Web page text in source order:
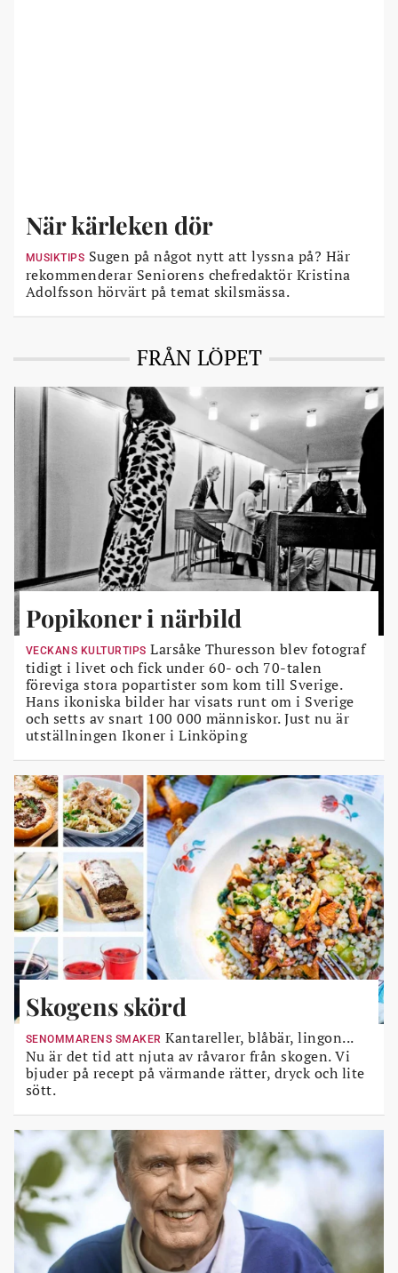
När kärleken dör
MUSIKTIPS Sugen på något nytt att lyssna på? Här
rekommenderar Seniorens chefredaktör Kristina
Adolfsson hörvärt på temat skilsmässa.
FRÅN LÖPET
Popikoner i närbild
VECKANS KULTURTIPS Larsåke Thuresson blev fotograf
tidigt i livet och fick under 60- och 70-talen
föreviga stora popartister som kom till Sverige.
Hans ikoniska bilder har visats runt om i Sverige
och setts av snart 100 000 människor. Just nu är
utställningen Ikoner i Linköping
Skogens skörd
SENOMMARENS SMAKER Kantareller, blåbär, lingon...
Nu är det tid att njuta av råvaror från skogen. Vi
bjuder på recept på värmande rätter, dryck och lite
sött.